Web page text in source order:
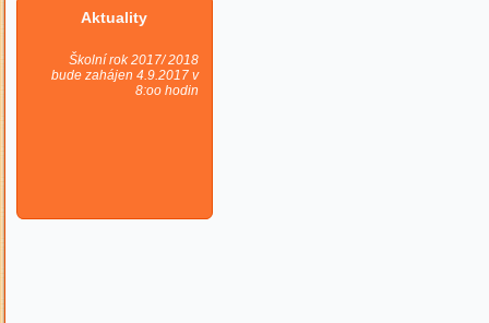
Aktuality
Školní rok 2017/ 2018
bude zahájen 4.9.2017 v
8:oo hodin